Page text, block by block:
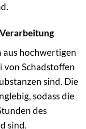
aus hochwertigen
Schadstoffen
sind. Die
sodass die
des
sind.